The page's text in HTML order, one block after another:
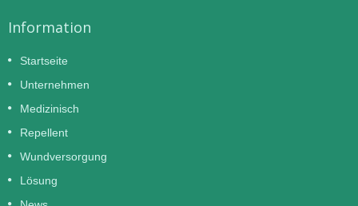
Information
Startseite
Unternehmen
Medizinisch
Repellent
Wundversorgung
Lösung